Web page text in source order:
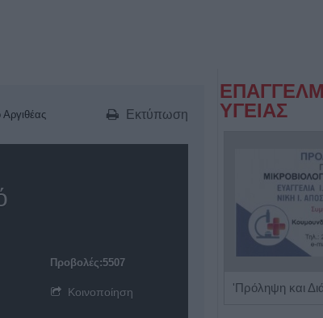
Εκτύπωση
Αργιθέας
Προβολές:5507
Κοινοποίηση
ΥΓΕΙΑΣ